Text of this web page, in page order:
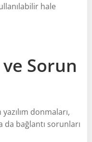
hale
Sorun
yazılım donmaları,
bağlantı sorunları